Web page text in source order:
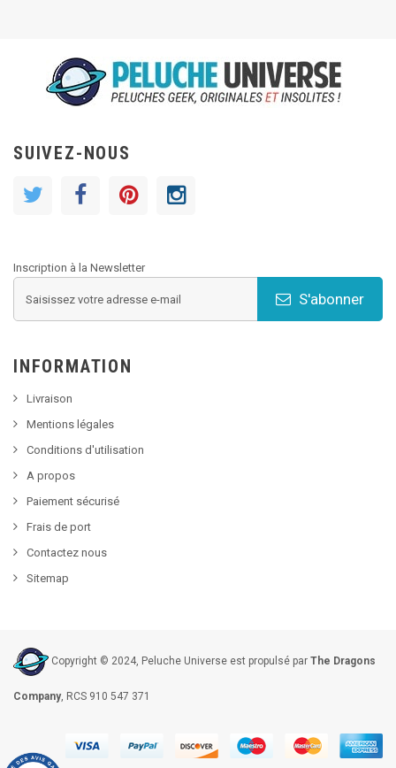
SUIVEZ-NOUS
Inscription à la Newsletter
S'abonner
INFORMATION
Livraison
Mentions légales
Conditions d'utilisation
A propos
Paiement sécurisé
Frais de port
Contactez nous
Sitemap
Copyright © 2024, Peluche Universe est propulsé par The Dragons
Company, RCS 910 547 371